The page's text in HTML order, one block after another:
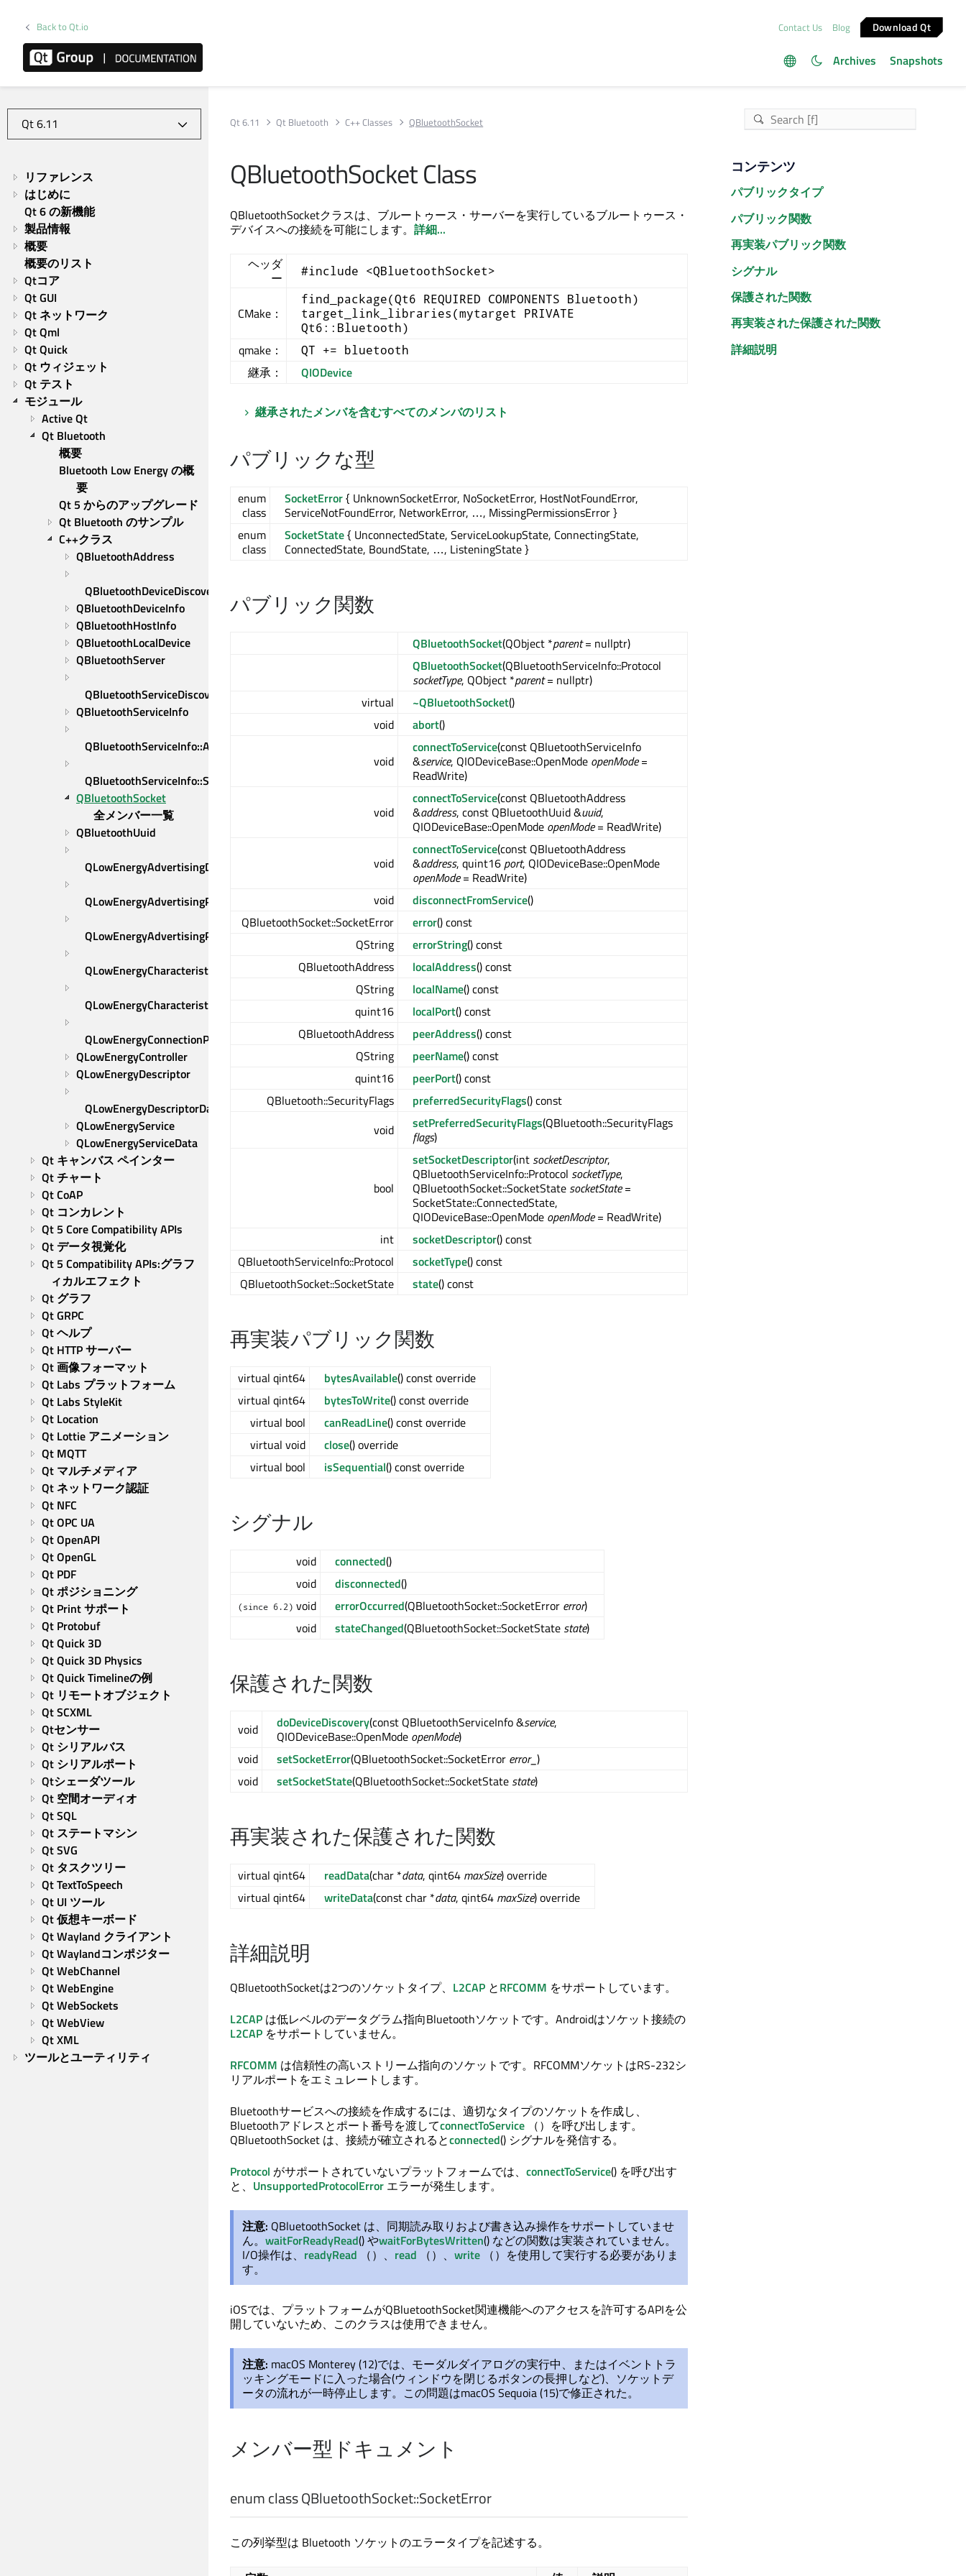
Back to Qt.io Contact Us Blog Download Qt
Archives Snapshots
リファレンス
はじめに
Qt 6 の新機能
製品情報
概要
概要のリスト
Qtコア
Qt GUI
Qt ネットワーク
Qt Qml
Qt Quick
Qt ウィジェット
Qt テスト
モジュール
Active Qt
Qt Bluetooth
概要
Bluetooth Low Energy の概
要
Qt 5 からのアップグレード
Qt Bluetooth のサンプル
C++クラス
QBluetoothAddress
QBluetoothDeviceDiscoveryAgent
QBluetoothDeviceInfo
QBluetoothHostInfo
QBluetoothLocalDevice
QBluetoothServer
QBluetoothServiceDiscoveryAgent
QBluetoothServiceInfo
QBluetoothServiceInfo::Alternative
QBluetoothServiceInfo::Sequence
QBluetoothSocket
全メンバー一覧
QBluetoothUuid
QLowEnergyAdvertisingData
QLowEnergyAdvertisingParameters
QLowEnergyAdvertisingParameters::AddressInfo
QLowEnergyCharacteristic
QLowEnergyCharacteristicData
QLowEnergyConnectionParameters
QLowEnergyController
QLowEnergyDescriptor
QLowEnergyDescriptorData
QLowEnergyService
QLowEnergyServiceData
Qt キャンバス ペインター
Qt チャート
Qt CoAP
Qt コンカレント
Qt 5 Core Compatibility APIs
Qt データ視覚化
Qt 5 Compatibility APIs:グラフ
ィカルエフェクト
Qt グラフ
Qt GRPC
Qt ヘルプ
Qt HTTP サーバー
Qt 画像フォーマット
Qt Labs プラットフォーム
Qt Labs StyleKit
Qt Location
Qt Lottie アニメーション
Qt MQTT
Qt マルチメディア
Qt ネットワーク認証
Qt NFC
Qt OPC UA
Qt OpenAPI
Qt OpenGL
Qt PDF
Qt ポジショニング
Qt Print サポート
Qt Protobuf
Qt Quick 3D
Qt Quick 3D Physics
Qt Quick Timelineの例
Qt リモートオブジェクト
Qt SCXML
Qtセンサー
Qt シリアルバス
Qt シリアルポート
Qtシェーダツール
Qt 空間オーディオ
Qt SQL
Qt ステートマシン
Qt SVG
Qt タスクツリー
Qt TextToSpeech
Qt UI ツール
Qt 仮想キーボード
Qt Wayland クライアント
Qt Waylandコンポジター
Qt WebChannel
Qt WebEngine
Qt WebSockets
Qt WebView
Qt XML
ツールとユーティリティ
Qt 6.11 Qt Bluetooth C++ Classes QBluetoothSocket
QBluetoothSocket Class
QBluetoothSocketクラスは、ブルートゥース・サーバーを実行しているブルートゥース・
デバイスへの接続を可能にします。 詳細...
ヘッダ
ー
#include <QBluetoothSocket>
CMake：
find_package(Qt6 REQUIRED COMPONENTS Bluetooth)
target_link_libraries(mytarget PRIVATE
Qt6::Bluetooth)
qmake： QT += bluetooth
継承： QIODevice
継承されたメンバを含むすべてのメンバのリスト
パブリックな型
enum
class
SocketError{ UnknownSocketError, NoSocketError, HostNotFoundError,
ServiceNotFoundError, NetworkError, …, MissingPermissionsError }
enum
class
SocketState{ UnconnectedState, ServiceLookupState, ConnectingState,
ConnectedState, BoundState, …, ListeningState }
パブリック関数
QBluetoothSocket(QObject *parent= nullptr)
QBluetoothSocket(QBluetoothServiceInfo::Protocol
socketType, QObject *parent= nullptr)
virtual
~QBluetoothSocket()
void
abort()
void
connectToService(const QBluetoothServiceInfo
&service, QIODeviceBase::OpenMode openMode=
ReadWrite)
void
connectToService(const QBluetoothAddress
&address, const QBluetoothUuid &uuid,
QIODeviceBase::OpenMode openMode= ReadWrite)
void
connectToService(const QBluetoothAddress
&address, quint16 port, QIODeviceBase::OpenMode
openMode= ReadWrite)
void
disconnectFromService()
QBluetoothSocket::SocketError
error() const
QString
errorString() const
QBluetoothAddress
localAddress() const
QString
localName() const
quint16
localPort() const
QBluetoothAddress
peerAddress() const
QString
peerName() const
quint16
peerPort() const
QBluetooth::SecurityFlags
preferredSecurityFlags() const
void
setPreferredSecurityFlags(QBluetooth::SecurityFlags
flags)
bool
setSocketDescriptor(int socketDescriptor,
QBluetoothServiceInfo::Protocol socketType,
QBluetoothSocket::SocketState socketState=
SocketState::ConnectedState,
QIODeviceBase::OpenMode openMode= ReadWrite)
int
socketDescriptor() const
QBluetoothServiceInfo::Protocol
socketType() const
QBluetoothSocket::SocketState
state() const
再実装パブリック関数
virtual qint64 bytesAvailable() const override
virtual qint64
bytesToWrite() const override
virtual bool
canReadLine() const override
virtual void
close() override
virtual bool
isSequential() const override
シグナル
void connected()
void
disconnected()
(since 6.2) void errorOccurred(QBluetoothSocket::SocketError error)
void
stateChanged(QBluetoothSocket::SocketState state)
保護された関数
void doDeviceDiscovery(const QBluetoothServiceInfo &service,
QIODeviceBase::OpenMode openMode)
void
setSocketError(QBluetoothSocket::SocketError error_ )
void
setSocketState(QBluetoothSocket::SocketState state)
再実装された保護された関数
virtual qint64 readData(char *data, qint64 maxSize) override
virtual qint64
writeData(const char *data, qint64 maxSize) override
詳細説明
QBluetoothSocketは2つのソケットタイプ、 L2CAP とRFCOMM をサポートしています。
L2CAP は低レベルのデータグラム指向Bluetoothソケットです。Androidはソケット接続の
L2CAP をサポートしていません。
RFCOMM は信頼性の高いストリーム指向のソケットです。RFCOMMソケットはRS-232シ
リアルポートをエミュレートします。
Bluetoothサービスへの接続を作成するには、適切なタイプのソケットを作成し、
Bluetoothアドレスとポート番号を渡してconnectToService （）を呼び出します。
QBluetoothSocket は、接続が確立されるとconnected() シグナルを発信する。
Protocol がサポートされていないプラットフォームでは、 connectToService() を呼び出す
と、 UnsupportedProtocolError エラーが発生します。
注意: QBluetoothSocket は、同期読み取りおよび書き込み操作をサポートしていませ
ん。 waitForReadyRead() やwaitForBytesWritten() などの関数は実装されていません。
I/O操作は、 readyRead （）、 read （）、 write （）を使用して実行する必要がありま
す。
iOSでは、プラットフォームがQBluetoothSocket関連機能へのアクセスを許可するAPIを公
開していないため、このクラスは使用できません。
注意: macOS Monterey (12)では、モーダルダイアログの実行中、またはイベントトラ
ッキングモードに入った場合(ウィンドウを閉じるボタンの長押しなど)、ソケットデ
ータの流れが一時停止します。この問題はmacOS Sequoia (15)で修正された。
メンバー型ドキュメント
enum class QBluetoothSocket::SocketError
この列挙型は Bluetooth ソケットのエラータイプを記述する。
コンテンツ
パブリックタイプ
パブリック関数
再実装パブリック関数
シグナル
保護された関数
再実装された保護された関数
詳細説明